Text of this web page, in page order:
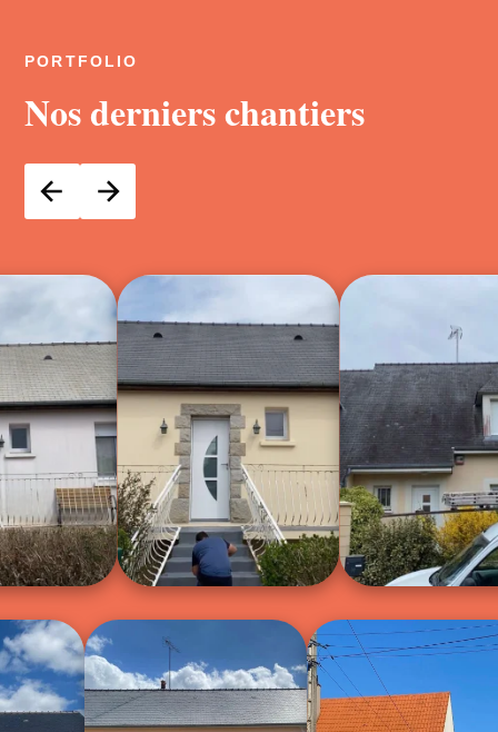
PORTFOLIO
Nos derniers chantiers